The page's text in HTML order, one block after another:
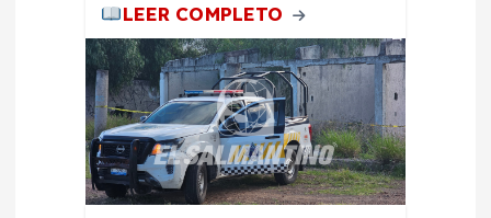
LEER COMPLETO